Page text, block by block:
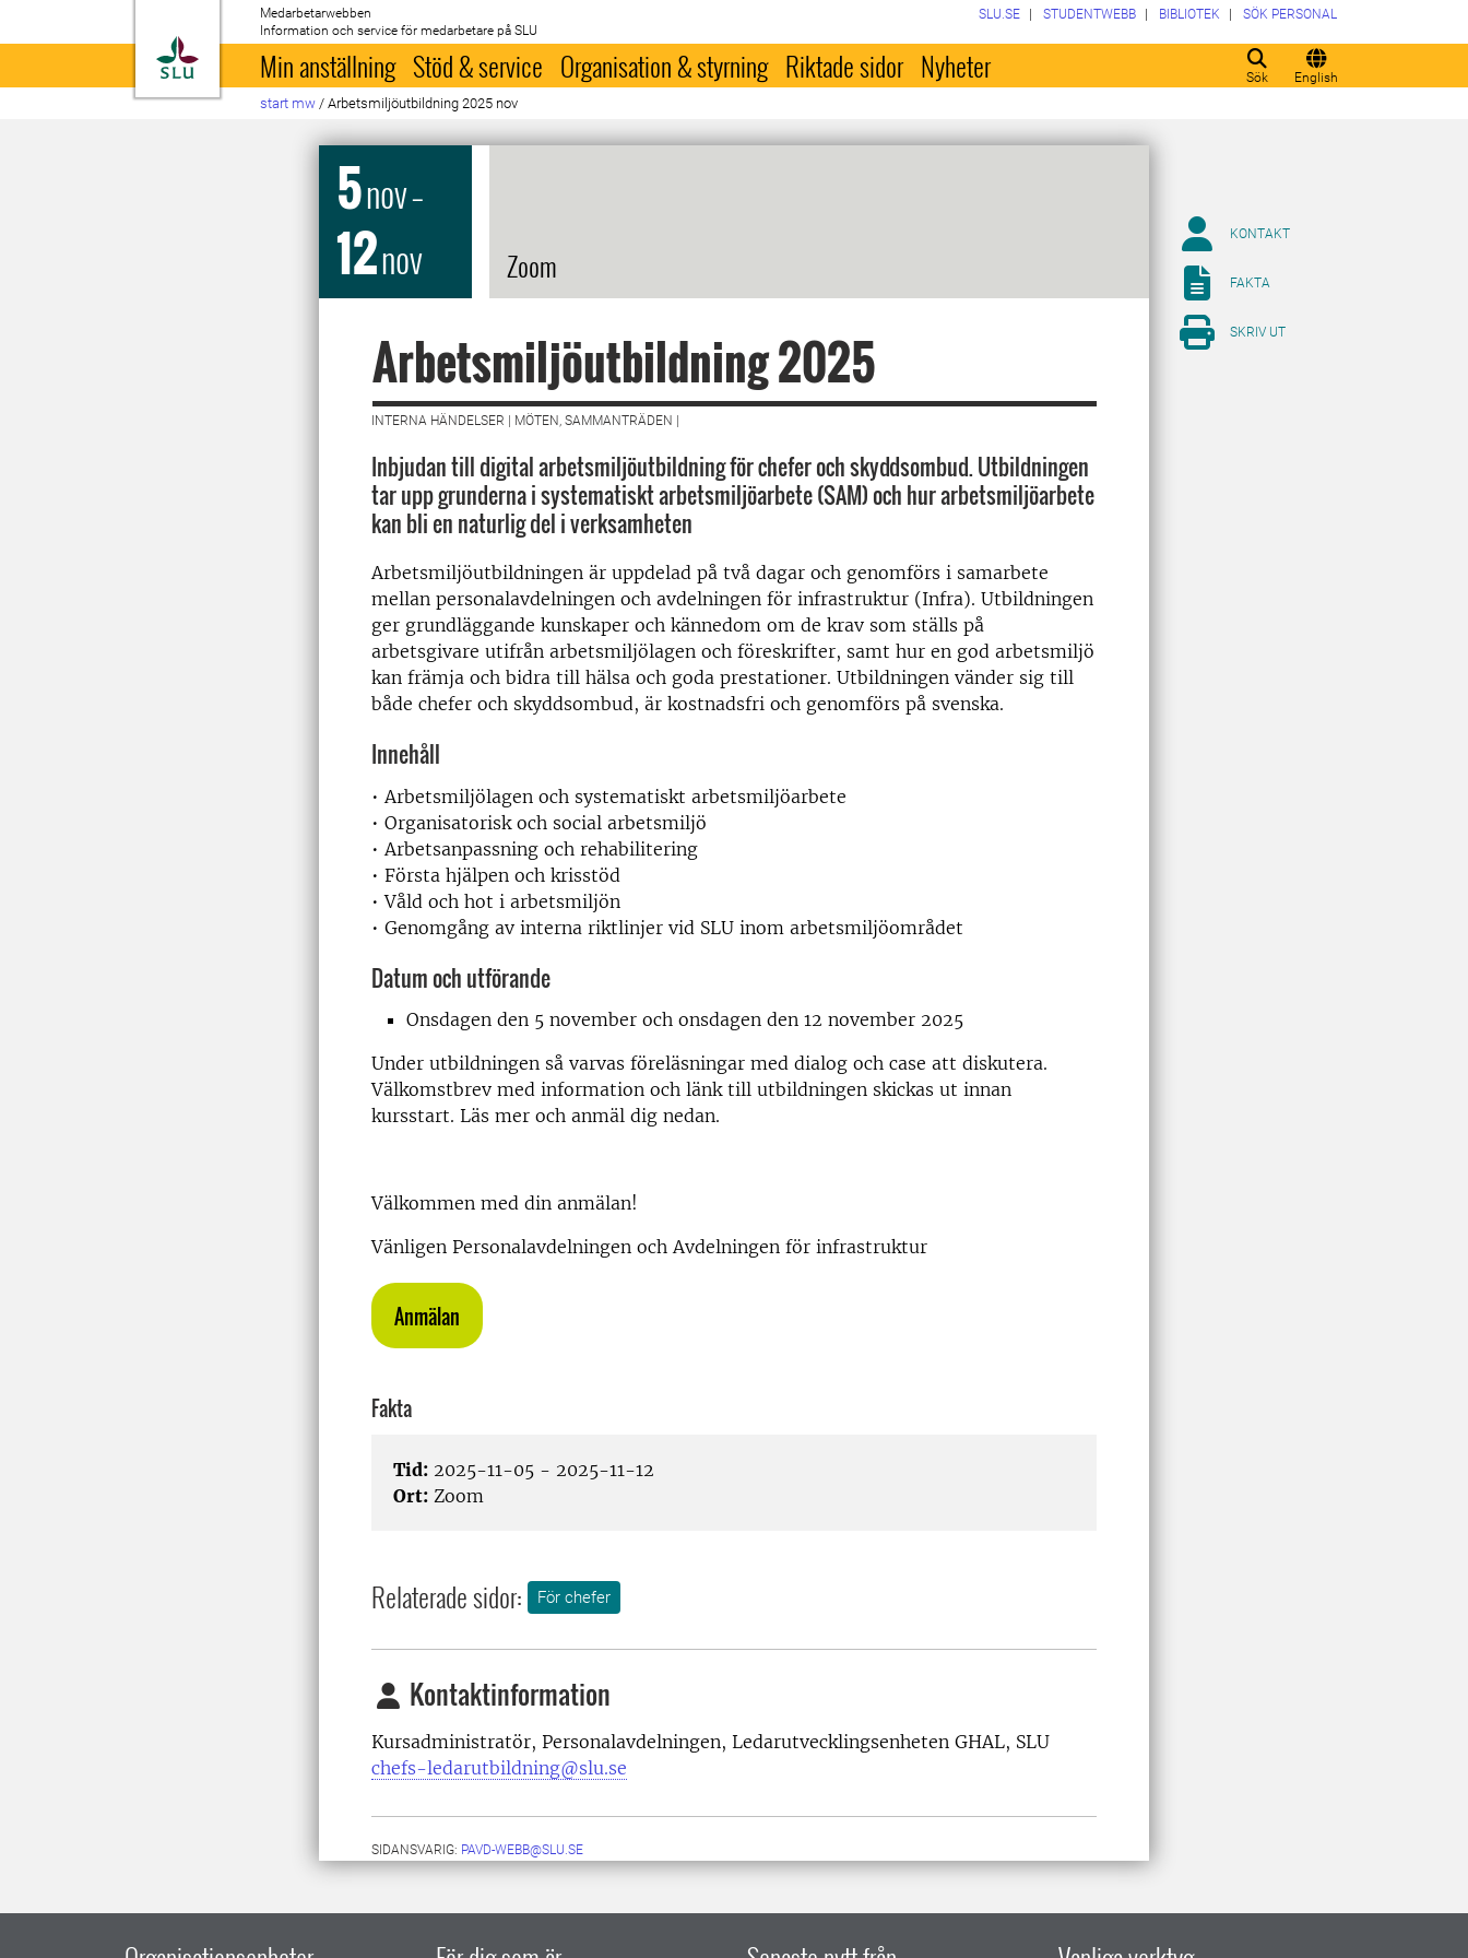
Till startsida
Medarbetarwebben
Information och service för medarbetare på SLU
Sök English
SLU.SE STUDENTWEBB BIBLIOTEK SÖK PERSONAL
Min anställning Stöd & service Organisation & styrning Riktade sidor Nyheter
start mw / Arbetsmiljöutbildning 2025 nov
5nov–
12nov Zoom
Arbetsmiljöutbildning 2025
INTERNA HÄNDELSER | MÖTEN, SAMMANTRÄDEN |
Inbjudan till digital arbetsmiljöutbildning för chefer och skyddsombud. Utbildningen
tar upp grunderna i systematiskt arbetsmiljöarbete (SAM) och hur arbetsmiljöarbete
kan bli en naturlig del i verksamheten
Arbetsmiljöutbildningen är uppdelad på två dagar och genomförs i samarbete
mellan personalavdelningen och avdelningen för infrastruktur (Infra). Utbildningen
ger grundläggande kunskaper och kännedom om de krav som ställs på
arbetsgivare utifrån arbetsmiljölagen och föreskrifter, samt hur en god arbetsmiljö
kan främja och bidra till hälsa och goda prestationer. Utbildningen vänder sig till
både chefer och skyddsombud, är kostnadsfri och genomförs på svenska.
Innehåll
• Arbetsmiljölagen och systematiskt arbetsmiljöarbete
• Organisatorisk och social arbetsmiljö
• Arbetsanpassning och rehabilitering
• Första hjälpen och krisstöd
• Våld och hot i arbetsmiljön
• Genomgång av interna riktlinjer vid SLU inom arbetsmiljöområdet
Datum och utförande
Onsdagen den 5 november och onsdagen den 12 november 2025
Under utbildningen så varvas föreläsningar med dialog och case att diskutera.
Välkomstbrev med information och länk till utbildningen skickas ut innan
kursstart. Läs mer och anmäl dig nedan.
Välkommen med din anmälan!
Vänligen Personalavdelningen och Avdelningen för infrastruktur
Anmälan
Fakta
Tid: 2025-11-05 - 2025-11-12
Ort: Zoom
Relaterade sidor: För chefer
Kontaktinformation
Kursadministratör, Personalavdelningen, Ledarutvecklingsenheten GHAL, SLU
chefs-ledarutbildning@slu.se
SIDANSVARIG: PAVD-WEBB@SLU.SE
KONTAKT
FAKTA
SKRIV UT